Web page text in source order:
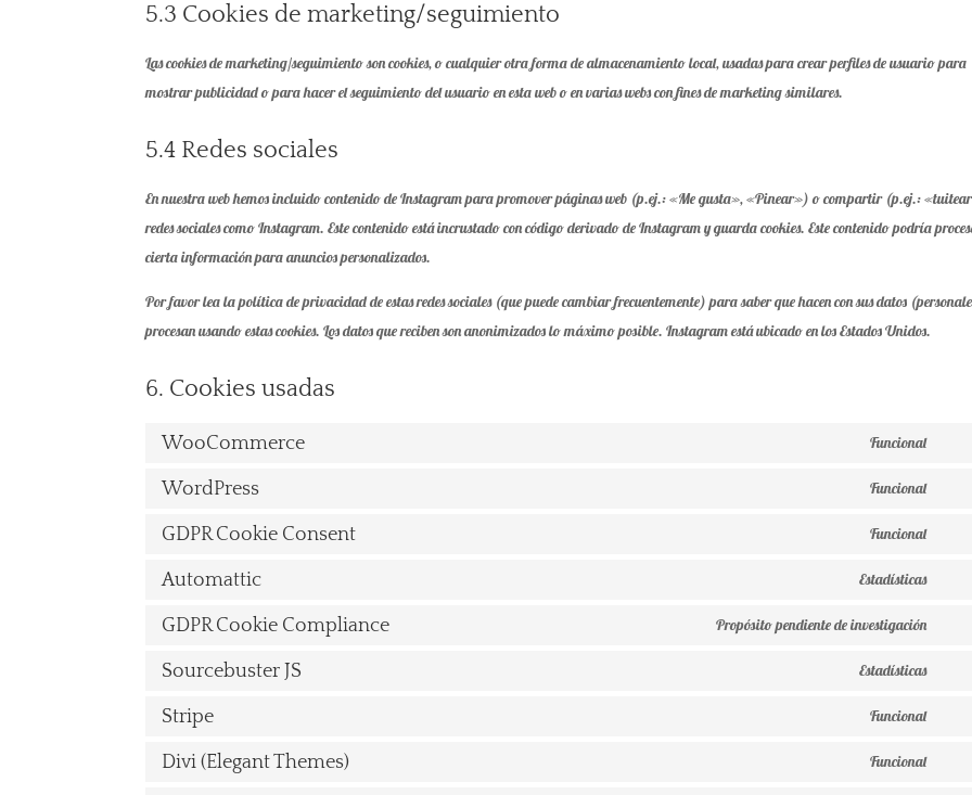
5.3 Cookies de marketing/seguimiento
Las cookies de marketing/seguimiento son cookies, o cualquier otra forma de almacenamiento local, usadas para crear perfiles de usuario para
mostrar publicidad o para hacer el seguimiento del usuario en esta web o en varias webs con fines de marketing similares.
5.4 Redes sociales
En nuestra web hemos incluido contenido de Instagram para promover páginas web (p.ej.: «Me gusta», «Pinear») o compartir (p.ej.:
redes sociales como Instagram. Este contenido está incrustado con código derivado de Instagram y guarda cookies. Este contenido podría
cierta información para anuncios personalizados.
Por favor lea la política de privacidad de estas redes sociales (que puede cambiar frecuentemente) para saber que hacen con sus datos
procesan usando estas cookies. Los datos que reciben son anonimizados lo máximo posible. Instagram está ubicado en los Estados Unidos.
6. Cookies usadas
WooCommerce Funcional
WordPress Funcional
GDPR Cookie Consent Funcional
Automattic Estadísticas
GDPR Cookie Compliance Propósito pendiente de investigación
Sourcebuster JS Estadísticas
Stripe Funcional
Divi (Elegant Themes) Funcional